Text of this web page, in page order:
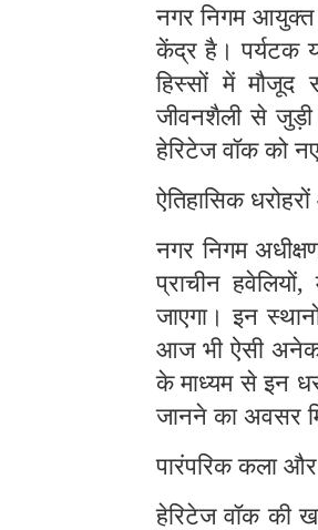
नगर निगम आयुक्त
केंद्र है। पर्यटक
हिस्सों में मौजूद
जीवनशैली से
हेरिटेज वॉक को
ऐतिहासिक
नगर निगम
प्राचीन
जाएगा। इन
आज भी ऐसी अनेक
के माध्यम से इन
जानने का अवसर
पारंपरिक कला और
हेरिटेज वॉक की